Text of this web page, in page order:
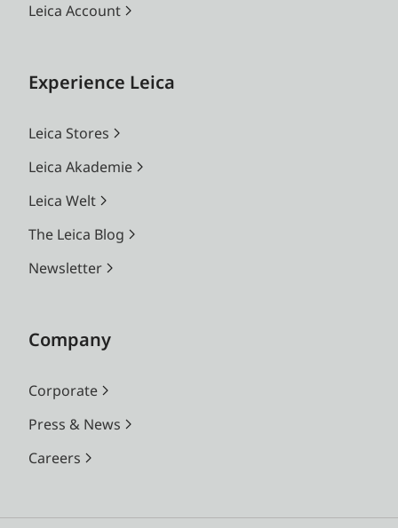
Leica Account
Experience Leica
Leica Stores
Leica Akademie
Leica Welt
The Leica Blog
Newsletter
Company
Corporate
Press & News
Careers